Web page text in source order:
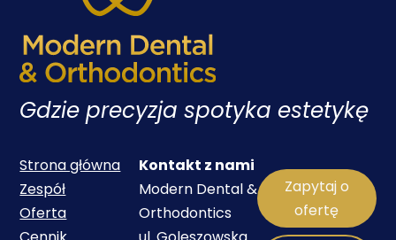
Strona główna
Zespół
Oferta
Kontakt z nami
Modern Dental &
Orthodontics
Zapytaj o
ofertę
Gdzie precyzja spotyka estetykę